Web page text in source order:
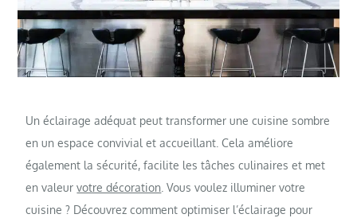
Un éclairage adéquat peut transformer une cuisine sombre
en un espace convivial et accueillant. Cela améliore
également la sécurité, facilite les tâches culinaires et met
en valeurvotre décoration . Vous voulez illuminer votre
cuisine ? Découvrez comment optimiser l’éclairage pour